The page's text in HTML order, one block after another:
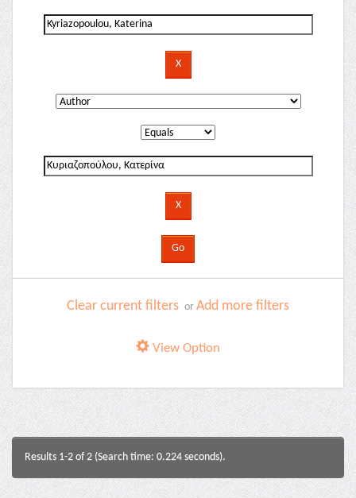
Clear current filters or Add more filters
View Option
Results 1-2 of 2 (Search time: 0.224 seconds).